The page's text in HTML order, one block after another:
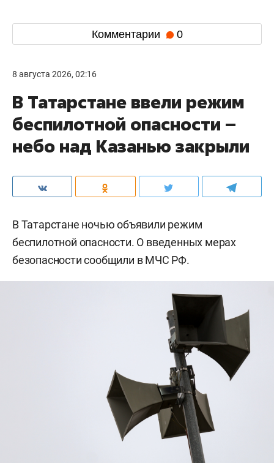
Комментарии 0
8 августа 2026, 02:16
В Татарстане ввели режим
беспилотной опасности –
небо над Казанью закрыли
В Татарстане ночью объявили режим
беспилотной опасности. О введенных мерах
безопасности сообщили в МЧС РФ.